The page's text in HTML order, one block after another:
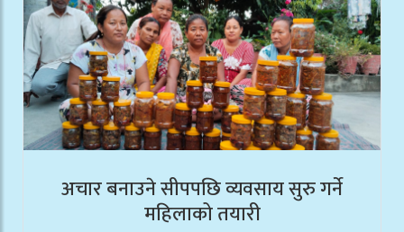
अचार बनाउने सीपपछि व्यवसाय सुरु गर्ने
महिलाको तयारी